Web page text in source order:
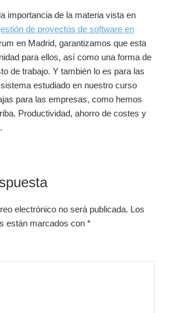
importancia de la materia vista en
de proyectos de software en
en Madrid, garantizamos que esta
para ellos, así como una forma de
de trabajo. Y también lo es para las
estudiado en nuestro curso
para las empresas, como hemos
Productividad, ahorro de costes y
electrónico no será publicada. Los
están marcados con *